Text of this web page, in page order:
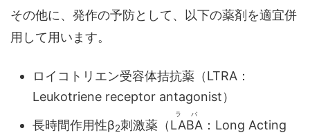
その他に、発作の予防として、以下の薬剤を適宜併
用して用います。
ロイコトリエン受容体拮抗薬（LTRA：
Leukotriene receptor antagonist）
長時間作用性β2刺激薬（LABA
ラバ
：Long Acting